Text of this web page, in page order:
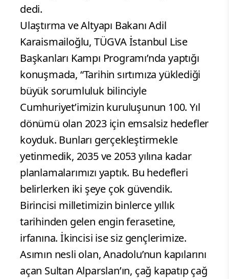
dedi.
Ulaştırma ve Altyapı Bakanı Adil
Karaismailoğlu, TÜGVA İstanbul Lise
Başkanları Kampı Programı’nda yaptığı
konuşmada, “Tarihin sırtımıza yüklediği
büyük sorumluluk bilinciyle
Cumhuriyet’imizin kuruluşunun 100. Yıl
dönümü olan 2023 için emsalsiz hedefler
koyduk. Bunları gerçekleştirmekle
yetinmedik, 2035 ve 2053 yılına kadar
planlamalarımızı yaptık. Bu hedefleri
belirlerken iki şeye çok güvendik.
Birincisi milletimizin binlerce yıllık
tarihinden gelen engin ferasetine,
irfanına. İkincisi ise siz gençlerimize.
Asımın nesli olan, Anadolu’nun kapılarını
açan Sultan Alparslan’ın, çağ kapatıp çağ